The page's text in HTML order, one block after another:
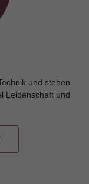
und stehen
Leidenschaft und